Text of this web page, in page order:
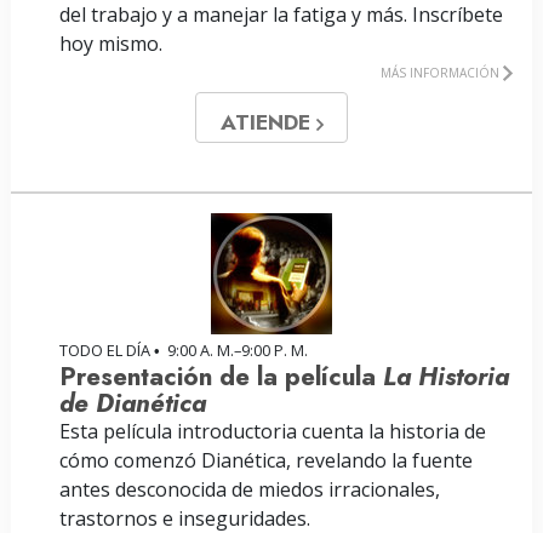
del trabajo y a manejar la fatiga y más. Inscríbete
hoy mismo.
MÁS INFORMACIÓN
ATIENDE
TODO EL DÍA • 9:00 A. M.–9:00 P. M.
Presentación de la película La Historia
de Dianética
Esta película introductoria cuenta la historia de
cómo comenzó Dianética, revelando la fuente
antes desconocida de miedos irracionales,
trastornos e inseguridades.